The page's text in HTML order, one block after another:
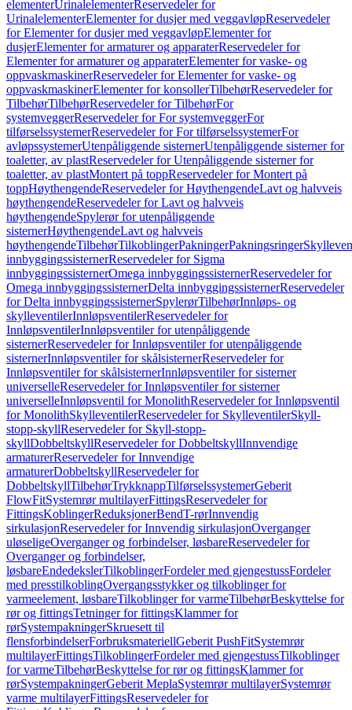
elementerUrinalelementerReservedeler for
UrinalelementerElementer for dusjer med veggavløpReservedeler
for Elementer for dusjer med veggavløpElementer for
dusjerElementer for armaturer og apparaterReservedeler for
Elementer for armaturer og apparaterElementer for vaske- og
oppvaskmaskinerReservedeler for Elementer for vaske- og
oppvaskmaskinerElementer for konsollerTilbehørReservedeler for
TilbehørTilbehørReservedeler for TilbehørFor
systemveggerReservedeler for For systemveggerFor
tilførselssystemerReservedeler for For tilførselssystemerFor
avløpssystemerUtenpåliggende sisternerUtenpåliggende sisterner for
toaletter, av plastReservedeler for Utenpåliggende sisterner for
toaletter, av plastMontert på toppReservedeler for Montert på
toppHøythengendeReservedeler for HøythengendeLavt og halvveis
høythengendeReservedeler for Lavt og halvveis
høythengendeSpylerør for utenpåliggende
sisternerHøythengendeLavt og halvveis
høythengendeTilbehørTilkoblingerPakningerPakningsringer
innbyggingssisternerReservedeler for Sigma
innbyggingssisternerOmega innbyggingssisternerReservedeler for
Omega innbyggingssisternerDelta innbyggingssisternerReservedeler
for Delta innbyggingssisternerSpylerørTilbehørInnløps- og
skylleventilerInnløpsventilerReservedeler for
InnløpsventilerInnløpsventiler for utenpåliggende
sisternerReservedeler for Innløpsventiler for utenpåliggende
sisternerInnløpsventiler for skålsisternerReservedeler for
Innløpsventiler for skålsisternerInnløpsventiler for sisterner
universelleReservedeler for Innløpsventiler for sisterner
universelleInnløpsventil for MonolithReservedeler for Innløpsventil
for MonolithSkylleventilerReservedeler for SkylleventilerSkyll-
stopp-skyllReservedeler for Skyll-stopp-
skyllDobbeltskyllReservedeler for DobbeltskyllInnvendige
armaturerReservedeler for Innvendige
armaturerDobbeltskyllReservedeler for
DobbeltskyllTilbehørTrykknappTilførselssystemerGeberit
FlowFitSystemrør multilayerFittingsReservedeler for
FittingsKoblingerReduksjonerBendT-rørInnvendig
sirkulasjonReservedeler for Innvendig sirkulasjonOverganger
uløseligeOverganger og forbindelser, løsbareReservedeler for
Overganger og forbindelser,
løsbareEndedekslerTilkoblingerFordeler med gjengestussFordeler
med presstilkoblingOvergangsstykker og tilkoblinger for
varmeelement, løsbareTilkoblinger for varmeTilbehørBeskyttelse for
rør og fittingsTetninger for fittingsKlammer for
rørSystempakningerSkruesett til
flensforbindelserForbruksmateriellGeberit PushFitSystemrør
multilayerFittingsTilkoblingerFordeler med gjengestussTilkoblinger
for varmeTilbehørBeskyttelse for rør og fittingsKlammer for
rørSystempakningerGeberit MeplaSystemrør multilayerSystemrør
varme multilayerFittingsReservedeler for